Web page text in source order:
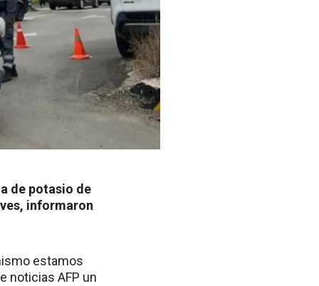
de potasio de
informaron
estamos
noticias AFP un